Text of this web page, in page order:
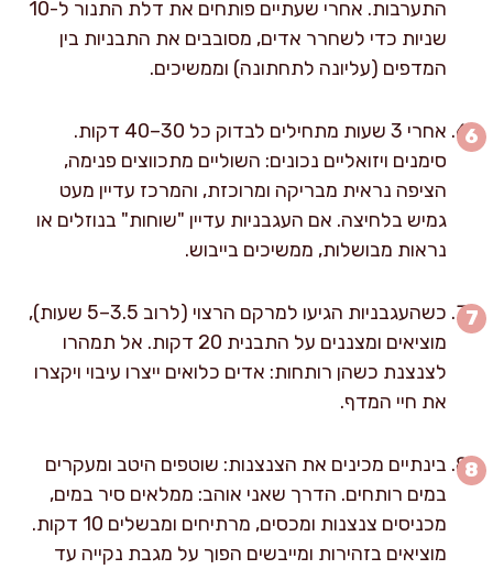
התערבות. אחרי שעתיים פותחים את דלת התנור ל-10
שניות כדי לשחרר אדים, מסובבים את התבניות בין
המדפים (עליונה לתחתונה) וממשיכים.
אחרי 3 שעות מתחילים לבדוק כל 30–40 דקות.
סימנים ויזואליים נכונים: השוליים מתכווצים פנימה,
הציפה נראית מבריקה ומרוכזת, והמרכז עדיין מעט
גמיש בלחיצה. אם העגבניות עדיין "שוחות" בנוזלים או
נראות מבושלות, ממשיכים בייבוש.
כשהעגבניות הגיעו למרקם הרצוי (לרוב 3.5–5 שעות),
מוציאים ומצננים על התבנית 20 דקות. אל תמהרו
לצנצנת כשהן רותחות: אדים כלואים ייצרו עיבוי ויקצרו
את חיי המדף.
בינתיים מכינים את הצנצנות: שוטפים היטב ומעקרים
במים רותחים. הדרך שאני אוהב: ממלאים סיר במים,
מכניסים צנצנות ומכסים, מרתיחים ומבשלים 10 דקות.
מוציאים בזהירות ומייבשים הפוך על מגבת נקייה עד